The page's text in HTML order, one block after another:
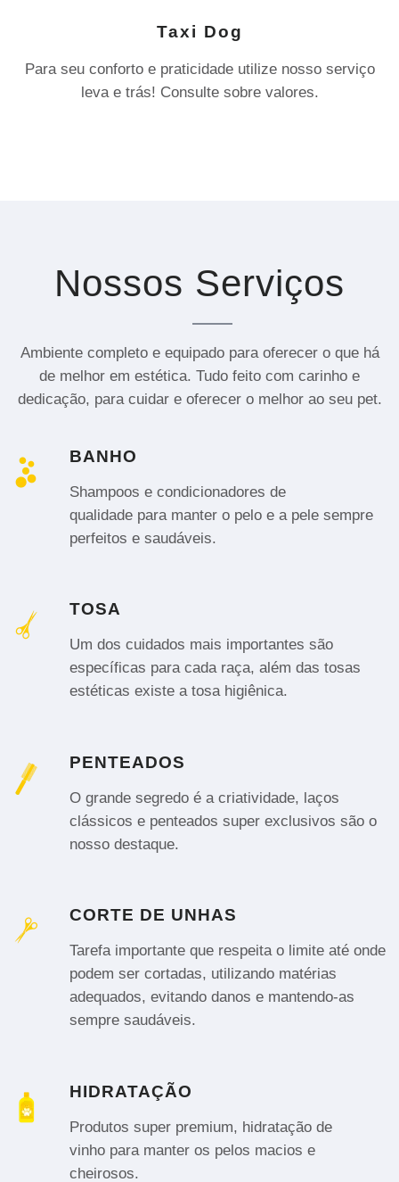
Taxi Dog
Para seu conforto e praticidade utilize nosso serviço
leva e trás! Consulte sobre valores.
Nossos Serviços
Ambiente completo e equipado para oferecer o que há
de melhor em estética. Tudo feito com carinho e
dedicação, para cuidar e oferecer o melhor ao seu pet.
BANHO
Shampoos e condicionadores de
qualidade para manter o pelo e a pele sempre
perfeitos e saudáveis.
TOSA
Um dos cuidados mais importantes são
específicas para cada raça, além das tosas
estéticas existe a tosa higiênica.
PENTEADOS
O grande segredo é a criatividade, laços
clássicos e penteados super exclusivos são o
nosso destaque.
CORTE DE UNHAS
Tarefa importante que respeita o limite até onde
podem ser cortadas, utilizando matérias
adequados, evitando danos e mantendo-as
sempre saudáveis.
HIDRATAÇÃO
Produtos super premium, hidratação de
vinho para manter os pelos macios e
cheirosos.